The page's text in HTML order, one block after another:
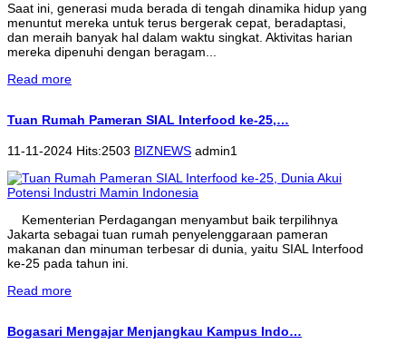
Saat ini, generasi muda berada di tengah dinamika hidup yang
menuntut mereka untuk terus bergerak cepat, beradaptasi,
dan meraih banyak hal dalam waktu singkat. Aktivitas harian
mereka dipenuhi dengan beragam...
Read more
Tuan Rumah Pameran SIAL Interfood ke-25,…
11-11-2024 Hits:2503 BIZNEWS admin1
Kementerian Perdagangan menyambut baik terpilihnya
Jakarta sebagai tuan rumah penyelenggaraan pameran
makanan dan minuman terbesar di dunia, yaitu SIAL Interfood
ke-25 pada tahun ini.
Read more
Bogasari Mengajar Menjangkau Kampus Indo…